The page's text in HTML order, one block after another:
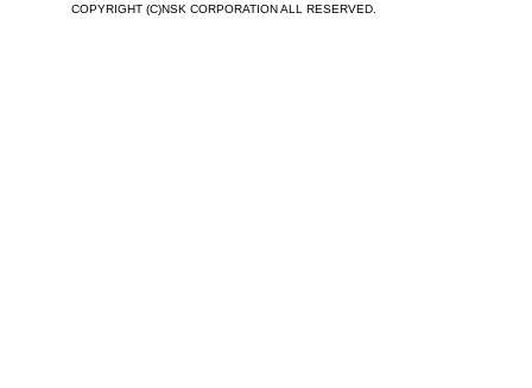
COPYRIGHT (C)NSK CORPORATION ALL RESERVED.